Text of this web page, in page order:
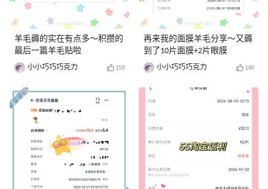
羊毛薅的实在有点多～积攒的
最后一篇羊毛贴啦
小小巧巧巧克力 159
再来我的面膜羊毛分享～又薅
到了10片面膜+2片眼膜
小小巧巧巧克力 149